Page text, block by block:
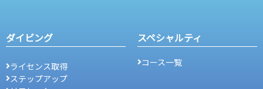
ダイビング
ライセンス取得
ステップアップ
スペシャルティ
コース一覧